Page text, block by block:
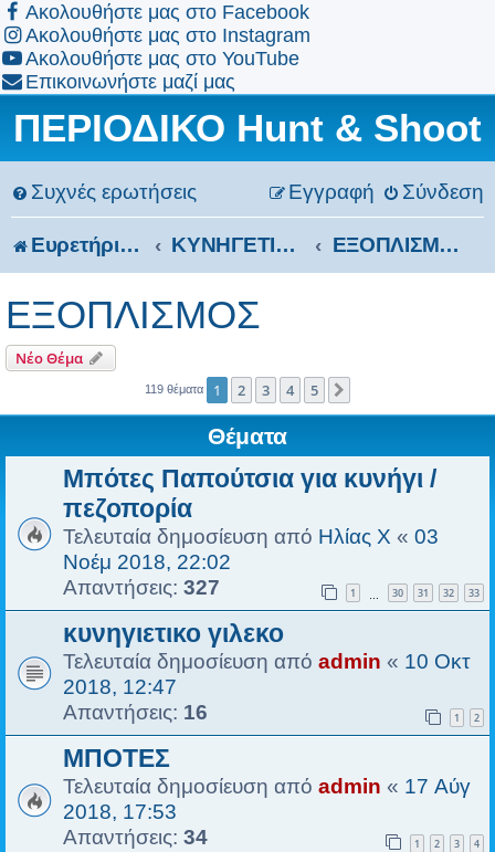
Ακολουθήστε μας στο Facebook
Ακολουθήστε μας στο Instagram
Ακολουθήστε μας στο YouTube
Επικοινωνήστε μαζί μας
ΠΕΡΙΟΔΙΚΟ Hunt & Shoot
Συχνές ερωτήσεις Σύνδεση
Εγγραφή
Ευρετήριο Δ. Συζήτησης ΚΥΝΗΓΕΤΙΚΑ ΟΠΛΑ / ΦΥΣIΓΓΙΑ / ΕΞΟΠΛΙΣΜΟΣ ΕΞΟΠΛΙΣΜΟΣ
ΕΞΟΠΛΙΣΜΟΣ
Νέο Θέμα
119 θέματα 1 2 3 4 5
Θέματα
Μπότες Παπούτσια για κυνήγι /
πεζοπορία
Τελευταία δημοσίευση από Ηλίας Χ « 03
Νοέμ 2018, 22:02
Απαντήσεις: 327 1 … 30 31 32 33
κυνηγιετικο γιλεκο
Τελευταία δημοσίευση από admin « 10 Οκτ
2018, 12:47
Απαντήσεις: 16 1 2
ΜΠΟΤΕΣ
Τελευταία δημοσίευση από admin « 17 Αύγ
2018, 17:53
Απαντήσεις: 34 1 2 3 4